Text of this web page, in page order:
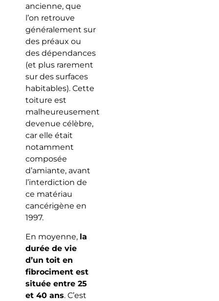
ancienne, que
l’on retrouve
généralement sur
des préaux ou
des dépendances
(et plus rarement
sur des surfaces
habitables). Cette
toiture est
malheureusement
devenue célèbre,
car elle était
notamment
composée
d’amiante, avant
l’interdiction de
ce matériau
cancérigène en
1997.
En moyenne, la
durée de vie
d’un toit en
fibrociment est
située entre 25
et 40 ans. C’est